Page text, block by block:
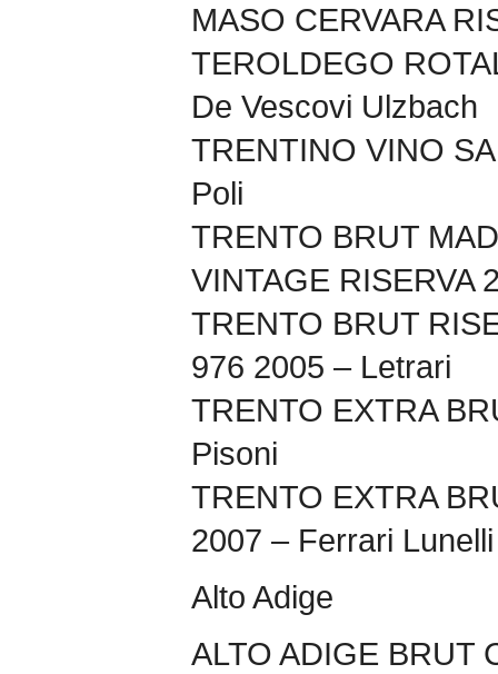
MASO CERVARA
TEROLDEGO
De Vescovi Ulzbach
TRENTINO VINO
Poli
TRENTO BRUT
VINTAGE RISERVA
TRENTO BRUT
976 2005 – Letrari
TRENTO EXTRA
Pisoni
TRENTO EXTRA
2007 – Ferrari Lunelli
Alto Adige
ALTO ADIGE BRUT